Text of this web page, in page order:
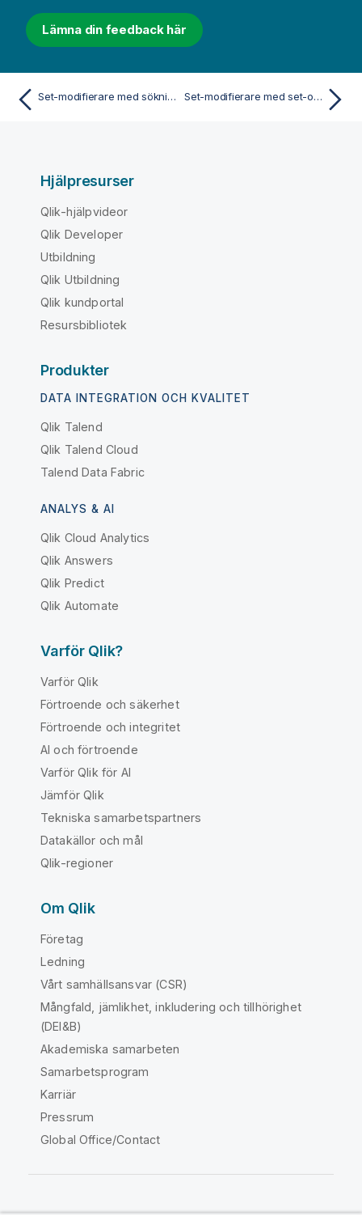
Lämna din feedback här
Set-modifierare med sökningar Set-modifierare med set-operatorer
Hjälpresurser
Qlik-hjälpvideor
Qlik Developer
Utbildning
Qlik Utbildning
Qlik kundportal
Resursbibliotek
Produkter
DATA INTEGRATION OCH KVALITET
Qlik Talend
Qlik Talend Cloud
Talend Data Fabric
ANALYS & AI
Qlik Cloud Analytics
Qlik Answers
Qlik Predict
Qlik Automate
Varför Qlik?
Varför Qlik
Förtroende och säkerhet
Förtroende och integritet
AI och förtroende
Varför Qlik för AI
Jämför Qlik
Tekniska samarbetspartners
Datakällor och mål
Qlik-regioner
Om Qlik
Företag
Ledning
Vårt samhällsansvar (CSR)
Mångfald, jämlikhet, inkludering och tillhörighet
(DEI&B)
Akademiska samarbeten
Samarbetsprogram
Karriär
Pressrum
Global Office/Contact